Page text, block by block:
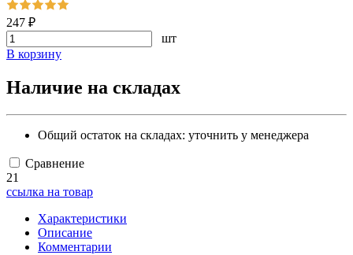
247 ₽
шт
В корзину
Наличие на складах
Общий остаток на складах: уточнить у менеджера
Сравнение
21
ссылка на товар
Характеристики
Описание
Комментарии